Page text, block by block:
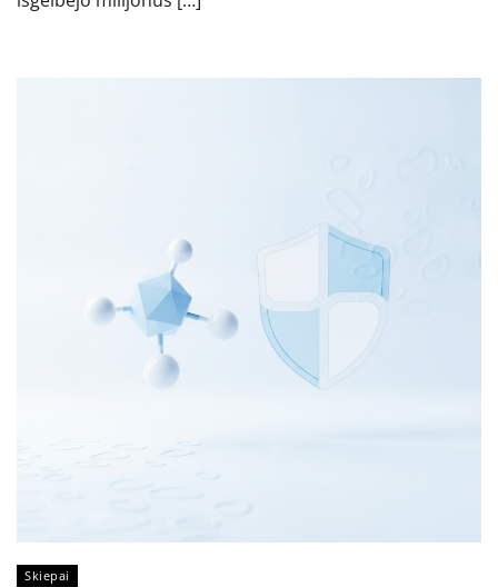
Skiepai